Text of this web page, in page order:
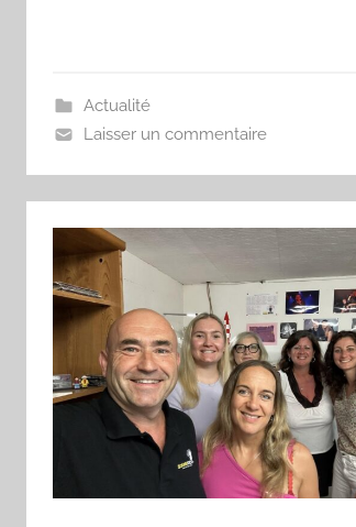
Actualité
Laisser un commentaire